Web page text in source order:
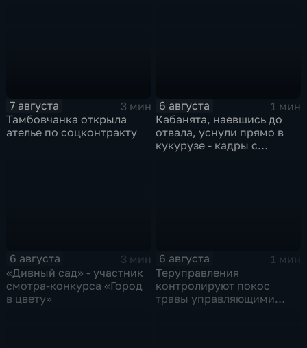
7 августа
3 мин
Тамбовчанка открыла
ателье по соцконтракту
6 августа
1 мин
Кабанята, наевшись до
отвала, уснули прямо в
кукурузе - кадры с
6 августа
3 мин
«Дивный сад» - участник
смотра-конкурса «Город
в цвету»
6 августа
1 мин
Теруправления
контролируют покос
травы управляющими